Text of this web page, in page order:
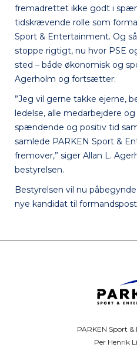
fremadrettet ikke godt i
tidskrævende rolle som
Sport & Entertainment. Og
stoppe rigtigt, nu hvor PSE
sted – både økonomisk og
Agerholm og fortsætter:
”Jeg vil gerne takke ejerne,
ledelse, alle medarbejdere
spændende og positiv tid
samlede PARKEN Sport &
fremover,” siger Allan L.
bestyrelsen.
Bestyrelsen vil nu
nye kandidat til
PARKEN Sport
Per Henrik